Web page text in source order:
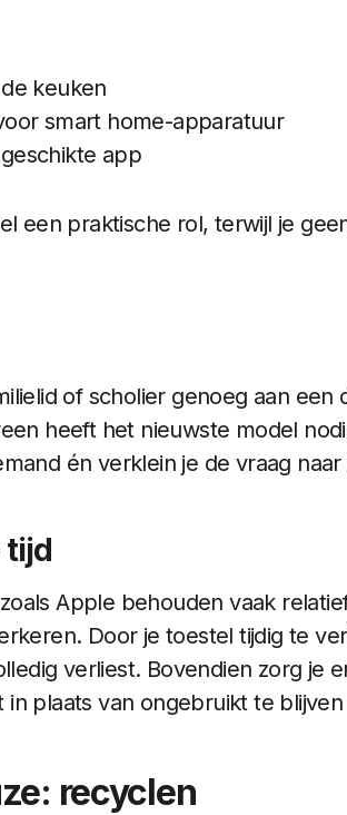
keuken
smart home-apparatuur
app
een praktische rol, terwijl je
of scholier genoeg aan een
heeft het nieuwste model
én verklein je de vraag
tijd
Apple behouden vaak
Door je toestel tijdig te
verliest. Bovendien zorg je
plaats van ongebruikt te blijven
recyclen